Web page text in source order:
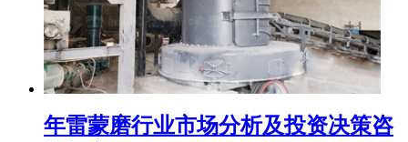
年雷蒙磨行业市场分析及投资决策咨